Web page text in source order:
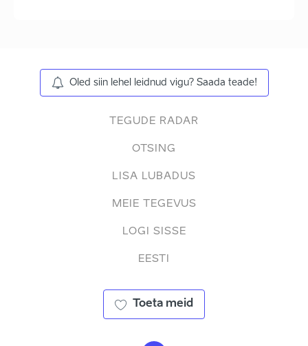
Oled siin lehel leidnud vigu? Saada teade!
TEGUDE RADAR
OTSING
LISA LUBADUS
MEIE TEGEVUS
LOGI SISSE
EESTI
Toeta meid